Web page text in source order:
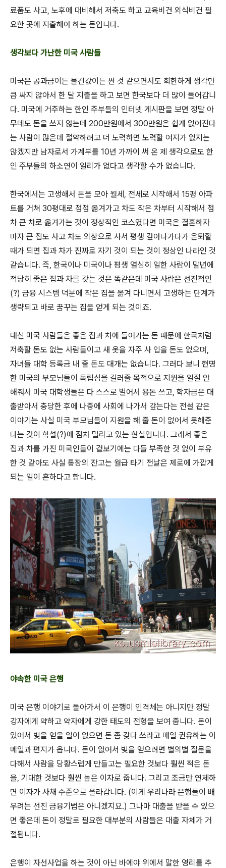
료품도 사고, 노후에 대비해서 저축도 하고 교육비건 외식비건 필
요한 곳에 지출해야 하는 돈입니다.
생각보다 가난한 미국 사람들
미국은 공과금이든 물건값이든 싼 것 같으면서도 희한하게 생각만
큼 싸지 않아서 한 달 지출을 하고 보면 한국보다 더 많이 들어갑니
다. 미국에 거주하는 한인 주부들의 인터넷 게시판을 보면 정말 아
무데도 돈을 쓰지 않는데 200만원에서 300만원은 쉽게 없어진다
는 사람이 많은데 절약하려고 더 노력하면 노력할 여지가 없지는
않겠지만 남자로서 가계부를 10년 가까이 써 온 제 생각으로도 한
인 주부들의 하소연이 일리가 없다고 생각할 수가 없습니다.
한국에서는 고생해서 돈을 모아 월세, 전세로 시작해서 15평 아파
트를 거쳐 30평대로 점점 옮겨가고 차도 작은 차부터 시작해서 점
차 큰 차로 옮겨가는 것이 정상적인 코스였다면 미국은 결혼하자
마자 큰 집도 사고 차도 외상으로 사서 평생 갚아나가다가 은퇴할
때가 되면 집과 차가 진짜로 자기 것이 되는 것이 정상인 나라인 것
같습니다. 즉, 한국이나 미국이나 평생 열심히 일한 사람이 말년에
적당히 좋은 집과 차를 갖는 것은 똑같은데 미국 사람은 선진적인
(?) 금융 시스템 덕분에 작은 집을 옮겨 다니면서 고생하는 단계가
생략되고 바로 꿈꾸는 집을 얻게 되는 것이죠.
대신 미국 사람들은 좋은 집과 차에 들어가는 돈 때문에 한국처럼
저축할 돈도 없는 사람들이고 새 옷을 자주 사 입을 돈도 없으며,
자녀들 대학 등록금 내 줄 돈도 대개는 없습니다. 그러다 보니 현명
한 미국의 부모님들이 독립심을 길러줄 목적으로 지원을 일절 안
해줘서 미국 대학생들은 다 스스로 벌어서 용돈 쓰고, 학자금은 대
출받아서 충당한 후에 나중에 사회에 나가서 갚는다는 전설 같은
이야기는 사실 미국 부모님들이 지원을 해 줄 돈이 없어서 못해준
다는 것이 학설(?)에 점차 밀리고 있는 현실입니다. 그래서 좋은
집과 차를 가진 미국인들이 겉보기에는 다들 부족한 것 없이 부유
한 것 같아도 사실 통장의 잔고는 월급 타기 전날은 제로에 가깝게
되는 일이 흔하다고 합니다.
야속한 미국 은행
미국 은행 이야기로 돌아가서 이 은행이 인격체는 아니지만 정말
강자에게 약하고 약자에게 강한 태도의 전형을 보여 줍니다. 돈이
있어서 빚을 얻을 일이 없으면 돈 좀 갖다 쓰라고 매일 권유하는 이
메일과 편지가 옵니다. 돈이 없어서 빚을 얻으려면 별의별 질문을
다해서 사람을 당황스럽게 만들고는 필요한 것보다 훨씬 적은 돈
을, 기대한 것보다 훨씬 높은 이자로 줍니다. 그리고 조금만 연체하
면 이자가 사채 수준으로 올라갑니다. (이게 우리나라 은행들이 배
우려는 선진 금융기법은 아니겠지요.) 그나마 대출을 받을 수 있으
면 좋은데 돈이 정말로 필요한 대부분의 사람들은 대출 자체가 거
절됩니다.
은행이 자선사업을 하는 것이 아닌 바에야 위에서 말한 영리를 추